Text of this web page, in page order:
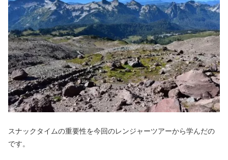
スナックタイムの重要性を今回のレンジャーツアーから学んだの
です。